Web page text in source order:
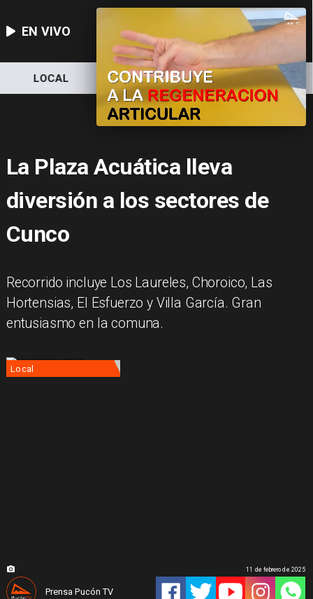
EN VIVO
LOCAL NACIONAL DEPORTES
La Plaza Acuática lleva
diversión a los sectores de
Cunco
Recorrido incluye Los Laureles, Choroico, Las
Hortensias, El Esfuerzo y Villa García. Gran
entusiasmo en la comuna.
Local
Prensa Pucón TV
11 de febrero de 2025